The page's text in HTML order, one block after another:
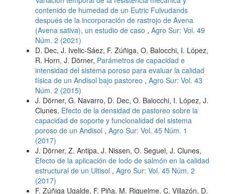
contenido de humedad de un Eutric Fulvudands
después de la incorporación de rastrojo de Avena
(Avena sativa), un estudio de caso , Agro Sur: Vol. 49
Núm. 2 (2021)
D. Dec, J. Ivelic-Sáez, F. Zúñiga, O. Balocchi, I. López,
R. Horn, J. Dörner, Parámetros de capacidad e
intensidad del sistema poroso para evaluar la calidad
física de un Andisol bajo pastoreo , Agro Sur: Vol. 43
Núm. 2 (2015)
J. Dörner, G. Navarro, D. Dec, O. Balocchi, I. López, J.
Clunes, Efecto de la densidad de pastoreo sobre la
capacidad de soporte y funcionalidad del sistema
poroso de un Andisol , Agro Sur: Vol. 45 Núm. 1
(2017)
J. Dörner, Z. Antipa, J. Nissen, O. Seguel, J. Clunes,
Efecto de la aplicación de lodo de salmón en la calidad
estructural de un Ultisol , Agro Sur: Vol. 45 Núm. 2
(2017)
F. Zúñiga Ugalde, F. Piña, M. Riquelme, C. Villazón, D.